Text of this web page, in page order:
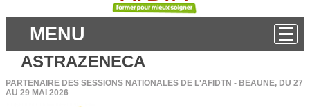
MENU
ASTRAZENECA
PARTENAIRE DES SESSIONS NATIONALES DE L'AFIDTN - BEAUNE, DU 27
AU 29 MAI 2026